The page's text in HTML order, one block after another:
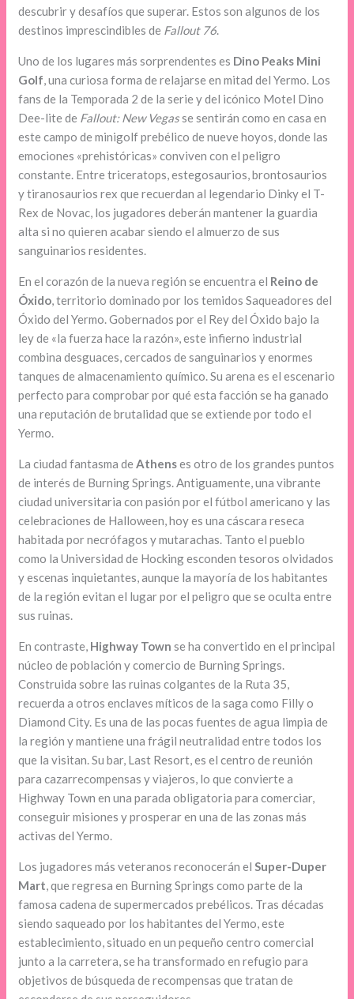
descubrir y desafíos que superar. Estos son algunos de los
destinos imprescindibles de Fallout 76.
Uno de los lugares más sorprendentes es Dino Peaks Mini
Golf, una curiosa forma de relajarse en mitad del Yermo. Los
fans de la Temporada 2 de la serie y del icónico Motel Dino
Dee-lite de Fallout: New Vegasse sentirán como en casa en
este campo de minigolf prebélico de nueve hoyos, donde las
emociones «prehistóricas» conviven con el peligro
constante. Entre triceratops, estegosaurios, brontosaurios
y tiranosaurios rex que recuerdan al legendario Dinky el T-
Rex de Novac, los jugadores deberán mantener la guardia
alta si no quieren acabar siendo el almuerzo de sus
sanguinarios residentes.
En el corazón de la nueva región se encuentra el Reino de
Óxido, territorio dominado por los temidos Saqueadores del
Óxido del Yermo. Gobernados por el Rey del Óxido bajo la
ley de «la fuerza hace la razón», este infierno industrial
combina desguaces, cercados de sanguinarios y enormes
tanques de almacenamiento químico. Su arena es el escenario
perfecto para comprobar por qué esta facción se ha ganado
una reputación de brutalidad que se extiende por todo el
Yermo.
La ciudad fantasma deAthenses otro de los grandes puntos
de interés de Burning Springs. Antiguamente, una vibrante
ciudad universitaria con pasión por el fútbol americano y las
celebraciones de Halloween, hoy es una cáscara reseca
habitada por necrófagos y mutarachas. Tanto el pueblo
como la Universidad de Hocking esconden tesoros olvidados
y escenas inquietantes, aunque la mayoría de los habitantes
de la región evitan el lugar por el peligro que se oculta entre
sus ruinas.
En contraste, Highway Town se ha convertido en el principal
núcleo de población y comercio de Burning Springs.
Construida sobre las ruinas colgantes de la Ruta 35,
recuerda a otros enclaves míticos de la saga como Filly o
Diamond City. Es una de las pocas fuentes de agua limpia de
la región y mantiene una frágil neutralidad entre todos los
que la visitan. Su bar, Last Resort, es el centro de reunión
para cazarrecompensas y viajeros, lo que convierte a
Highway Town en una parada obligatoria para comerciar,
conseguir misiones y prosperar en una de las zonas más
activas del Yermo.
Los jugadores más veteranos reconocerán elSuper-Duper
Mart, que regresa en Burning Springs como parte de la
famosa cadena de supermercados prebélicos. Tras décadas
siendo saqueado por los habitantes del Yermo, este
establecimiento, situado en un pequeño centro comercial
junto a la carretera, se ha transformado en refugio para
objetivos de búsqueda de recompensas que tratan de